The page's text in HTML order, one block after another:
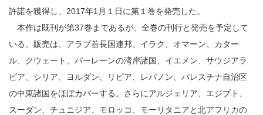
許諾を獲得し、2017年1月１日に第１巻を発売した。
本作は既刊が第37巻まであるが、全巻の刊行と発売を予定して
いる。販売は、アラブ首長国連邦、イラク、オマーン、カター
ル、クウェート、バーレーンの湾岸諸国、イエメン、サウジアラ
ビア、シリア、ヨルダン、リビア、レバノン、パレスチナ自治区
の中東諸国をほぼカバーする。さらにアルジェリア、エジプト、
スーダン、チュニジア、モロッコ、モーリタニアと北アフリカの